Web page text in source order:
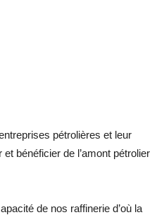
pétrolières et leur
bénéficier de l’amont pétrolier
de nos raffinerie d’où la